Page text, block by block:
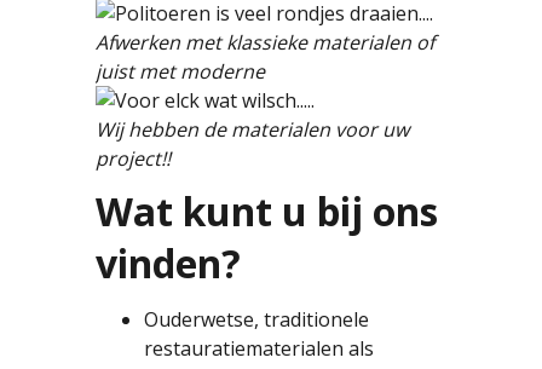
Afwerken met klassieke materialen of
juist met moderne
Wij hebben de materialen voor uw
project!!
Wat kunt u bij ons
vinden?
Ouderwetse, traditionele
restauratiematerialen als